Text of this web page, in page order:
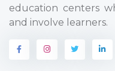
education centers
and involve learners.